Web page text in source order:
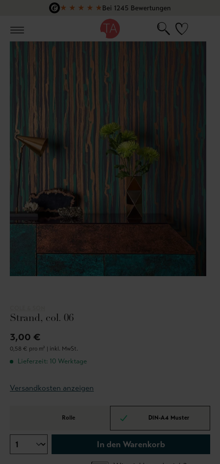
Zum Hauptinhalt springen
★ ★ ★ ★ ★Bei 1245 Bewertungen
Strand, col. 06
3,00 €
0,58 € pro m² | inkl. MwSt.
Lieferzeit: 10 Werktage
Versandkosten anzeigen
Rolle DIN-A4 Muster
In den Warenkorb